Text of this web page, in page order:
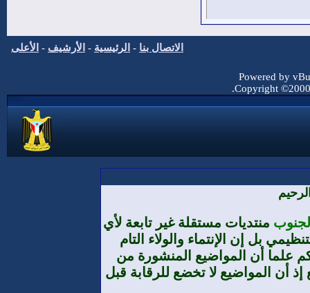
الاتصال بنا - الرئيسية - الأرشيف - الأعلى
Powered by
Copyright
منتديات مستقلة غير تابعة لأي
بل إن الإنتماء والولاء التام
علما أن المواضيع المنشورة من
أن المواضيع لا تخضع للرقابة قبل